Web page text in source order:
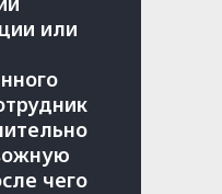
или
чего